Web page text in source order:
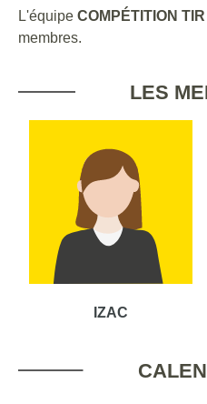
L'équipe COMPÉTITION TIR
membres.
LES
IZAC